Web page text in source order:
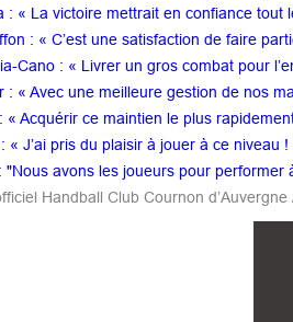
: « La victoire mettrait en confiance tout
: « C’est une satisfaction de faire
Cano : « Livrer un gros combat pour
: « Avec une meilleure gestion de nos
« Acquérir ce maintien le plus
« J’ai pris du plaisir à jouer à ce niveau !
"Nous avons les joueurs pour performer
Handball Club Cournon